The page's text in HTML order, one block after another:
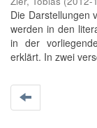
Die Darstellungen
werden in den
in der
erklärt. In zwei